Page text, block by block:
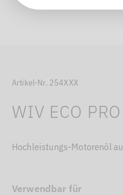
Artikel-Nr. 254XXX
WIV ECO
Hochleistungs-Motorenöl
Verwendbar für